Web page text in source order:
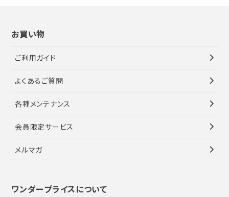
お買い物
ご利用ガイド
よくあるご質問
各種メンテナンス
会員限定サービス
メルマガ
ワンダープライスについて